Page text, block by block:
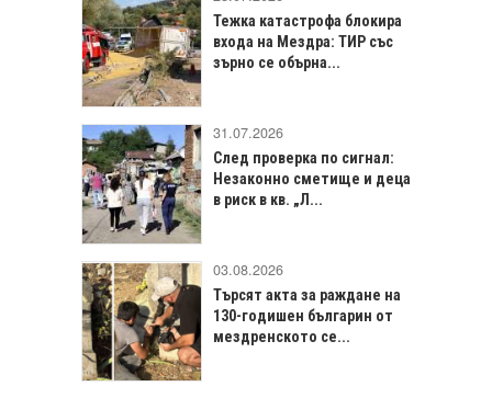
Тежка катастрофа блокира
входа на Мездра: ТИР със
зърно се обърна...
31.07.2026
След проверка по сигнал:
Незаконно сметище и деца
в риск в кв. „Л...
03.08.2026
Търсят акта за раждане на
130-годишен българин от
мездренското се...